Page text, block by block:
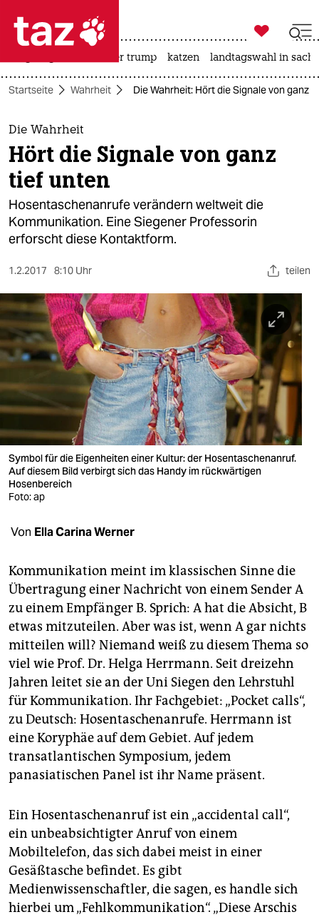
 taz zahl ich
taz zahl ich
themen
politik
öko
gesellschaft
sport
berlin
nord
wahrheit
verlag
verlag
veranstaltungen
shop
fragen & hilfe
abo
genossenschaft
epaper login

taz zahl ich
usa unter trump katzen landtagswahl in
Startseite Wahrheit Die Wahrheit: Hört die Signale von ganz
Die Wahrheit
Hört die Signale von ganz
tief unten
Hosentaschenanrufe verändern weltweit die
Kommunikation. Eine Siegener Professorin
erforscht diese Kontaktform.
1.2.2017 8:10 Uhr teilen
Symbol für die Eigenheiten einer Kultur: der Hosentaschenanruf.
Auf diesem Bild verbirgt sich das Handy im rückwärtigen
Hosenbereich
Foto: ap
Von Ella Carina Werner
Kommunikation meint im klassischen Sinne die
Übertragung einer Nachricht von einem Sender A
zu einem Empfänger B. Sprich: A hat die Absicht, B
etwas mitzuteilen. Aber was ist, wenn A gar nichts
mitteilen will? Niemand weiß zu diesem Thema so
viel wie Prof. Dr. Helga Herrmann. Seit dreizehn
Jahren leitet sie an der Uni Siegen den Lehrstuhl
für Kommunikation. Ihr Fachgebiet: „Pocket calls“,
zu Deutsch: Hosentaschenanrufe. Herrmann ist
eine Koryphäe auf dem Gebiet. Auf jedem
transatlantischen Symposium, jedem
panasiatischen Panel ist ihr Name präsent.
Ein Hosentaschenanruf ist ein „accidental call“,
ein unbeabsichtigter Anruf von einem
Mobiltelefon, das sich dabei meist in einer
Gesäßtasche befindet. Es gibt
Medienwissenschaftler, die sagen, es handle sich
hierbei um „Fehlkommunikation“. „Diese Arschis